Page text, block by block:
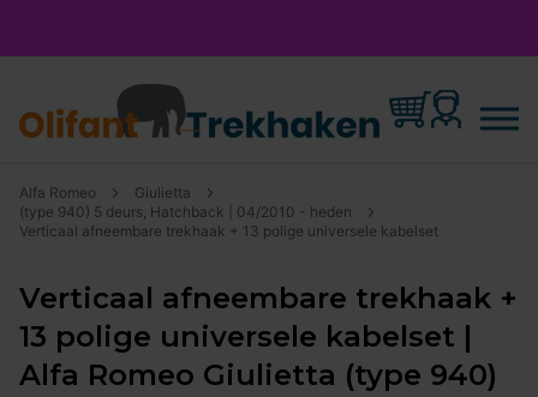
Alfa Romeo
Giulietta
(type 940) 5 deurs, Hatchback | 04/2010 - heden
Verticaal afneembare trekhaak + 13 polige universele kabelset
Verticaal afneembare trekhaak +
13 polige universele kabelset |
Alfa Romeo Giulietta (type 940)